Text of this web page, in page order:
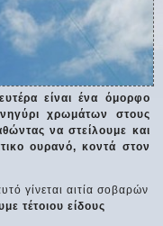
είναι ένα όμορφο
χρωμάτων στους
να στείλουμε και
ουρανό, κοντά στον
γίνεται αιτία σοβαρών
τέτοιου είδους